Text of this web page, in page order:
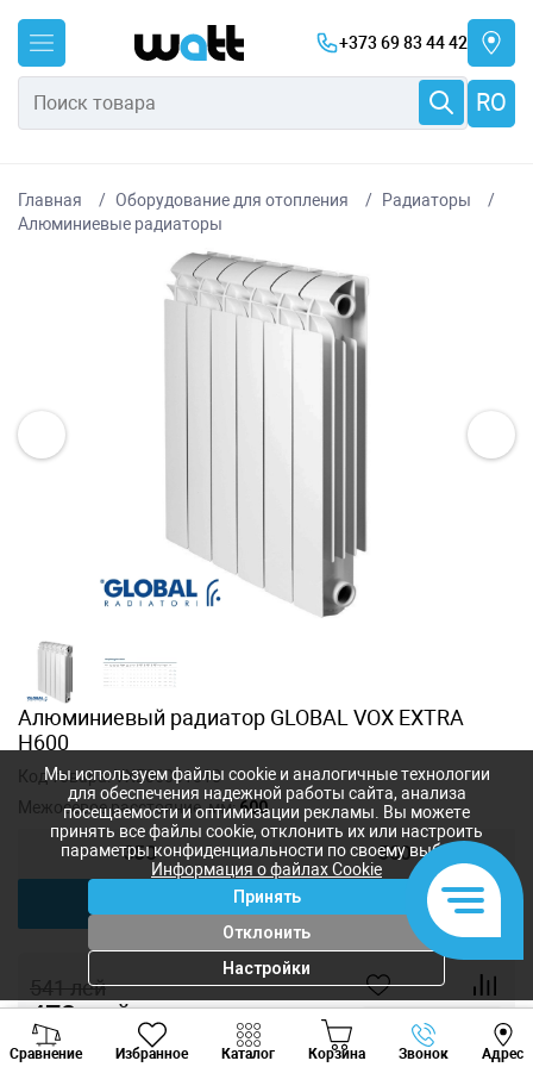
+373 69 83 44 42
RO
Главная Оборудование для отопления
Радиаторы
Алюминиевые радиаторы
Алюминиевый радиатор GLOBAL VOX EXTRA
H600
Код товара:VXE06001010
Межосевое расстояние, мм:600
350 500
541лей
473лей
Сравнение Избранное Каталог Корзина Звонок Адрес
Viber Whatsapp
Мы используем файлы cookie и аналогичные технологии
для обеспечения надежной работы сайта, анализа
посещаемости и оптимизации рекламы. Вы можете
принять все файлы cookie, отклонить их или настроить
параметры конфиденциальности по своему выбору.
Информация о файлах Cookie
Принять
Отклонить
Настройки